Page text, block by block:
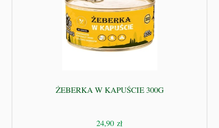
ŻEBERKA W KAPUŚCIE 300G
24,90 zł